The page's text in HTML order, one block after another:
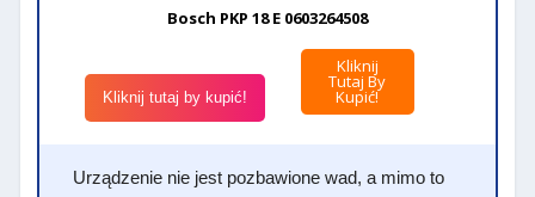
Bosch PKP 18 E 0603264508
Kliknij tutaj by kupić!
Kliknij
Tutaj By
Kupić!
Urządzenie nie jest pozbawione wad, a mimo to